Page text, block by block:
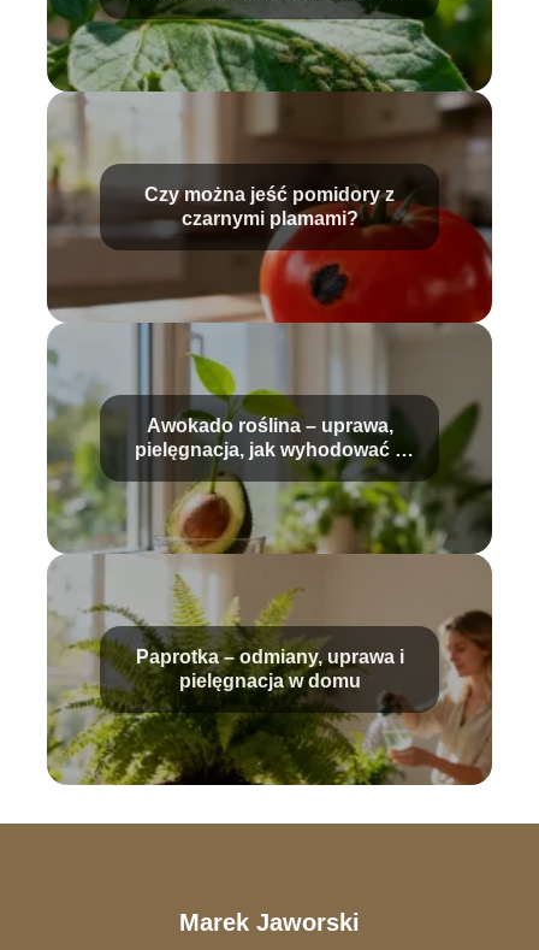
Czy można jeść pomidory z
czarnymi plamami?
Awokado roślina – uprawa,
pielęgnacja, jak wyhodować z
pestki?
Paprotka – odmiany, uprawa i
pielęgnacja w domu
Marek Jaworski